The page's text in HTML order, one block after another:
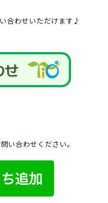
合わせいただけます♪
い合わせください。